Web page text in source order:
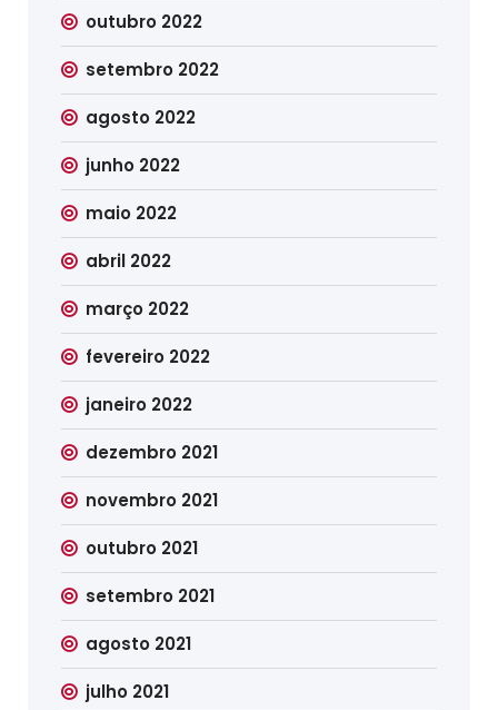
outubro 2022
setembro 2022
agosto 2022
junho 2022
maio 2022
abril 2022
março 2022
fevereiro 2022
janeiro 2022
dezembro 2021
novembro 2021
outubro 2021
setembro 2021
agosto 2021
julho 2021